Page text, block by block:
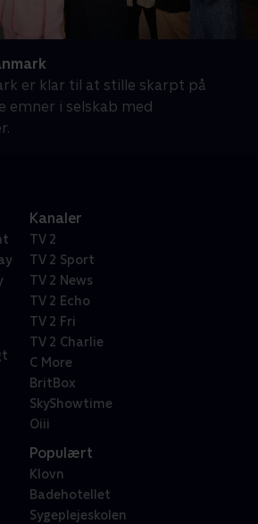
er klar til at stille skarpt på
emner i selskab med
Kanaler
TV 2
TV 2 Sport
TV 2 News
TV 2 Echo
TV 2 Fri
TV 2 Charlie
C More
BritBox
SkyShowtime
Oiii
Populært
Klovn
Badehotellet
Sygeplejeskolen